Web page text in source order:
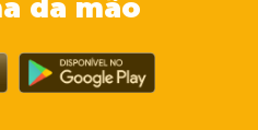
da mão